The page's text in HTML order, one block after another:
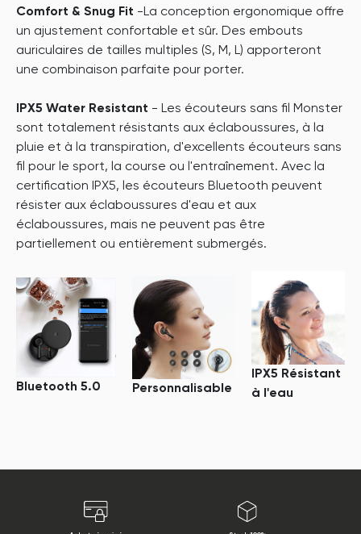
Comfort & Snug Fit -La conception ergonomique offre
un ajustement confortable et sûr. Des embouts
auriculaires de tailles multiples (S, M, L) apporteront
une combinaison parfaite pour porter.
IPX5 Water Resistant - Les écouteurs sans fil Monster
sont totalement résistants aux éclaboussures, à la
pluie et à la transpiration, d'excellents écouteurs sans
fil pour le sport, la course ou l'entraînement. Avec la
certification IPX5, les écouteurs Bluetooth peuvent
résister aux éclaboussures d'eau et aux
éclaboussures, mais ne peuvent pas être
partiellement ou entièrement submergés.
Bluetooth 5.0 Personnalisable
IPX5 Résistant
à l'eau